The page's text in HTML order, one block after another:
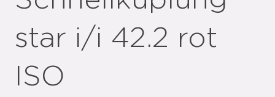
star i/i 42.2 rot
ISO